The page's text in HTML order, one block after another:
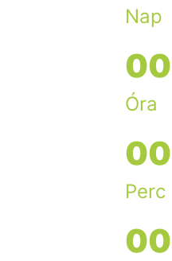
Nap
00
Óra
00
Perc
00